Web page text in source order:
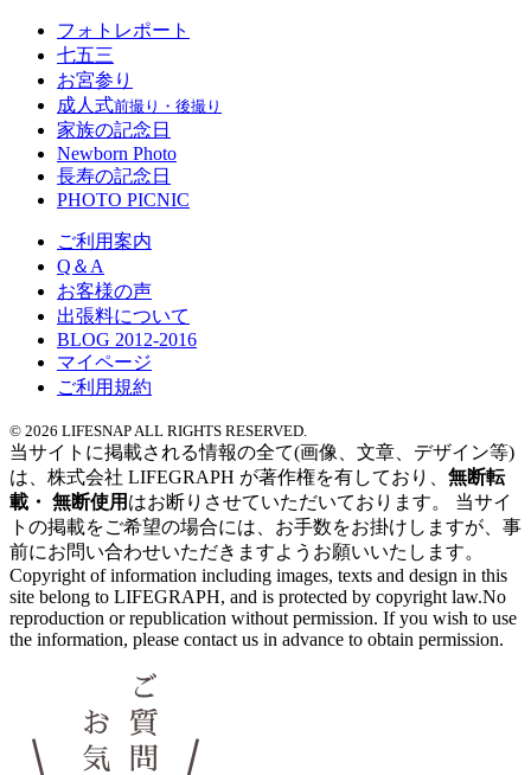
フォトレポート
七五三
お宮参り
成人式前撮り・後撮り
家族の記念日
Newborn Photo
長寿の記念日
PHOTO PICNIC
ご利用案内
Q＆A
お客様の声
出張料について
BLOG 2012-2016
マイページ
ご利用規約
© 2026 LIFESNAP ALL RIGHTS RESERVED.
当サイトに掲載される情報の全て(画像、文章、デザイン等)
は、 株式会社 LIFEGRAPH が著作権を有しており、 無断転
載・ 無断使用 はお断りさせていただいております。
当サイ
トの掲載をご希望の場合には、 お手数をお掛けしますが、 事
前にお問い合わせいただきますよう お願いいたします。
Copyright of information including images, texts and design in this
site belong to LIFEGRAPH, and is protected by copyright law.No
reproduction or republication without permission. If you wish to use
the information, please contact us in advance to obtain permission.